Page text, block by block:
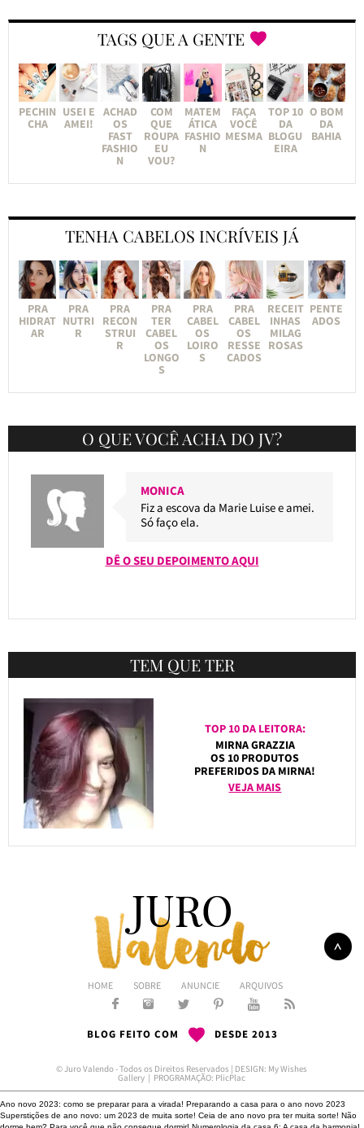
TAGS QUE A GENTE
PECHIN
CHA
USEI E
AMEI!
ACHAD
OS
FAST
FASHIO
N
COM
QUE
ROUPA
EU
VOU?
MATEM
ÁTICA
FASHIO
N
FAÇA
VOCÊ
MESMA
TOP 10
DA
BLOGU
EIRA
O BOM
DA
BAHIA
TENHA CABELOS INCRÍVEIS JÁ
PRA
HIDRAT
AR
PRA
NUTRI
R
PRA
RECON
STRUI
R
PRA
TER
CABEL
OS
LONGO
S
PRA
CABEL
OS
LOIRO
S
PRA
CABEL
OS
RESSE
CADOS
RECEIT
INHAS
MILAG
ROSAS
PENTE
ADOS
O QUE VOCÊ ACHA DO JV?
MONICA
Fiz a escova da Marie Luise e amei.
Só faço ela.
DÊ O SEU DEPOIMENTO AQUI
TEM QUE TER
TOP 10 DA LEITORA:
MIRNA GRAZZIA
OS 10 PRODUTOS
PREFERIDOS DA MIRNA!
VEJA MAIS
HOME SOBRE ANUNCIE ARQUIVOS
BLOG FEITO COM DESDE 2013
© Juro Valendo - Todos os Direitos Reservados | DESIGN: My Wishes
Gallery | PROGRAMAÇÃO: PlicPlac
Ano novo 2023: como se preparar para a virada! Preparando a casa para o ano novo 2023
Superstições de ano novo: um 2023 de muita sorte! Ceia de ano novo pra ter muita sorte! Não